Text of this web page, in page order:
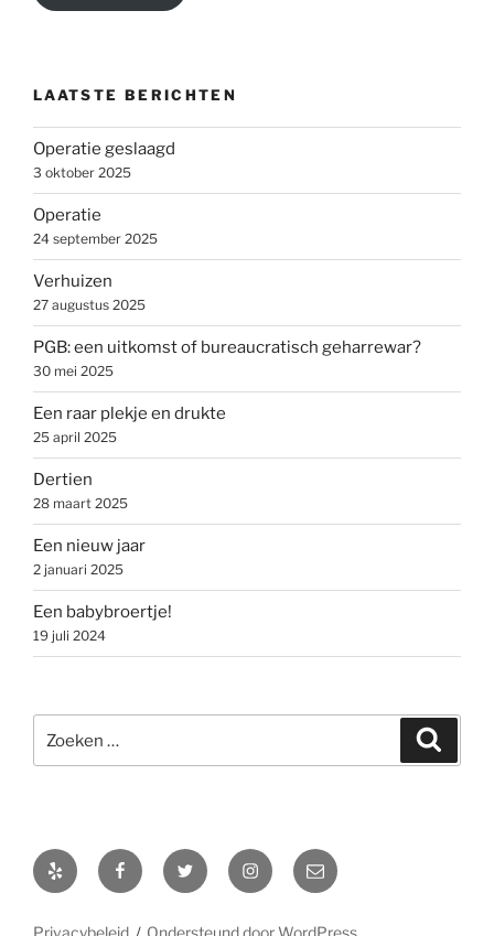
LAATSTE BERICHTEN
Operatie geslaagd
3 oktober 2025
Operatie
24 september 2025
Verhuizen
27 augustus 2025
PGB: een uitkomst of bureaucratisch geharrewar?
30 mei 2025
Een raar plekje en drukte
25 april 2025
Dertien
28 maart 2025
Een nieuw jaar
2 januari 2025
Een babybroertje!
19 juli 2024
naar:
Yelp FacebookTwitter Instagram
E-
mail